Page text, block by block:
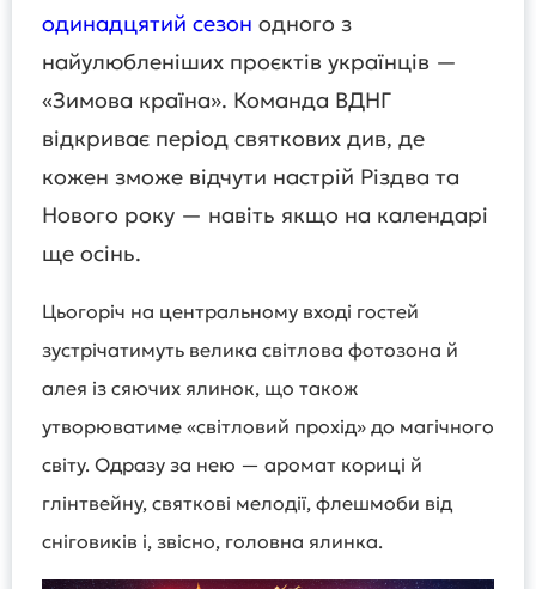
одинадцятий сезон одного з
найулюбленіших проєктів українців —
«Зимова країна». Команда ВДНГ
відкриває період святкових див, де
кожен зможе відчути настрій Різдва та
Нового року — навіть якщо на календарі
ще осінь.
Цьогоріч на центральному вході гостей
зустрічатимуть велика світлова фотозона й
алея із сяючих ялинок, що також
утворюватиме «світловий прохід» до магічного
світу. Одразу за нею — аромат кориці й
глінтвейну, святкові мелодії, флешмоби від
сніговиків і, звісно, головна ялинка.